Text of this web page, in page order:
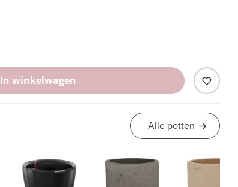
In winkelwagen
Alle potten